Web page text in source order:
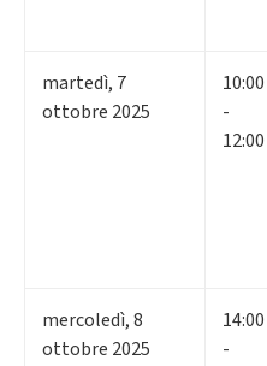
martedì, 7
ottobre 2025
10:00
-
12:00
mercoledì,8
ottobre 2025
14:00
-